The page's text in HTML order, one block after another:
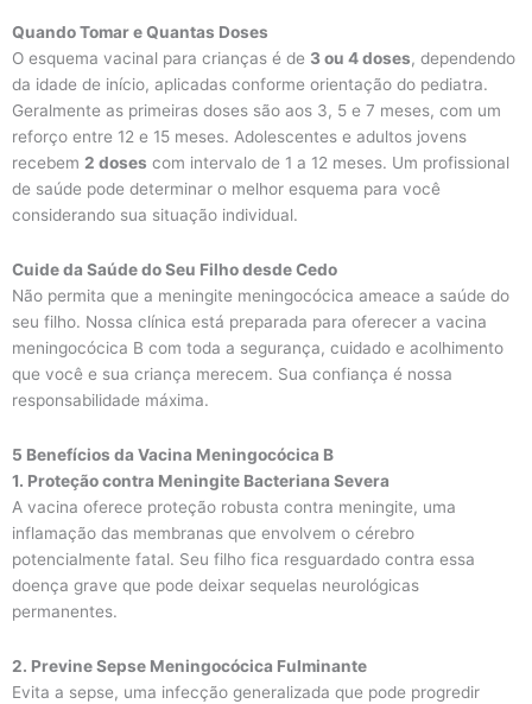
Quando Tomar e Quantas Doses
O esquema vacinal para crianças é de 3 ou 4 doses, dependendo
da idade de início, aplicadas conforme orientação do pediatra.
Geralmente as primeiras doses são aos 3, 5 e 7 meses, com um
reforço entre 12 e 15 meses. Adolescentes e adultos jovens
recebem 2 doses com intervalo de 1 a 12 meses. Um profissional
de saúde pode determinar o melhor esquema para você
considerando sua situação individual.
Cuide da Saúde do Seu Filho desde Cedo
Não permita que a meningite meningocócica ameace a saúde do
seu filho. Nossa clínica está preparada para oferecer a vacina
meningocócica B com toda a segurança, cuidado e acolhimento
que você e sua criança merecem. Sua confiança é nossa
responsabilidade máxima.
5 Benefícios da Vacina Meningocócica B
1. Proteção contra Meningite Bacteriana Severa
A vacina oferece proteção robusta contra meningite, uma
inflamação das membranas que envolvem o cérebro
potencialmente fatal. Seu filho fica resguardado contra essa
doença grave que pode deixar sequelas neurológicas
permanentes.
2. Previne Sepse Meningocócica Fulminante
Evita a sepse, uma infecção generalizada que pode progredir